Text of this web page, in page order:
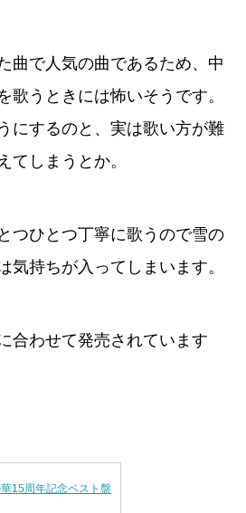
曲で人気の曲であるため、中
歌うときには怖いそうです。
にするのと、実は歌い方が難
てしまうとか。
つひとつ丁寧に歌うので雪の
気持ちが入ってしまいます。
合わせて発売されています
華15周年記念ベスト盤